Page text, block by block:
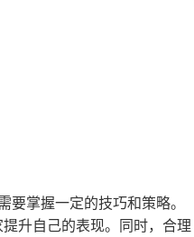
掌握一定的技巧和策略。
升自己的表现。同时，合理